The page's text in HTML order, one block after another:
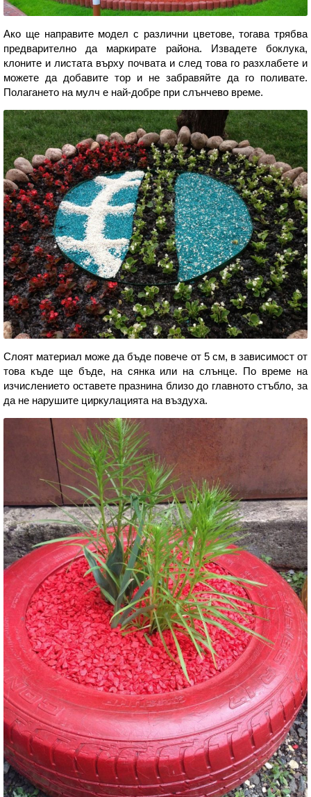
Ако ще направите модел с различни цветове, тогава трябва
предварително да маркирате района. Извадете боклука,
клоните и листата върху почвата и след това го разхлабете и
можете да добавите тор и не забравяйте да го поливате.
Полагането на мулч е най-добре при слънчево време.
Слоят материал може да бъде повече от 5 см, в зависимост от
това къде ще бъде, на сянка или на слънце. По време на
изчислението оставете празнина близо до главното стъбло, за
да не нарушите циркулацията на въздуха.